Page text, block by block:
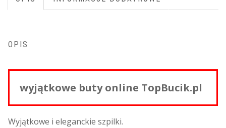
OPIS
wyjątkowe buty online TopBucik.pl
Wyjątkowe i eleganckie szpilki.